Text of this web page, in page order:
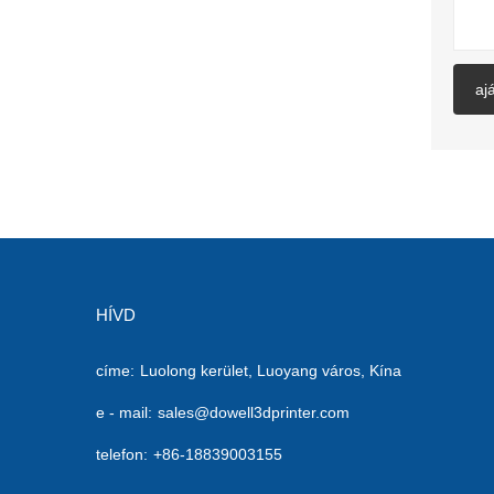
HÍVD
címe: Luolong kerület, Luoyang város, Kína
e - mail: sales@dowell3dprinter.com
telefon: +86-18839003155